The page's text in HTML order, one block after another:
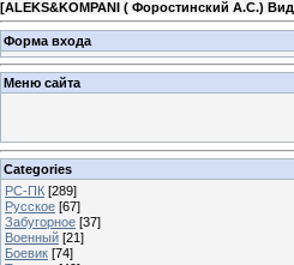
[ALEKS&KOMPANI ( Форостинский А.С.)
Форма входа
Меню сайта
Categories
PC-ПК [289]
Русское [67]
Забугорное [37]
Военный [21]
Боевик [74]